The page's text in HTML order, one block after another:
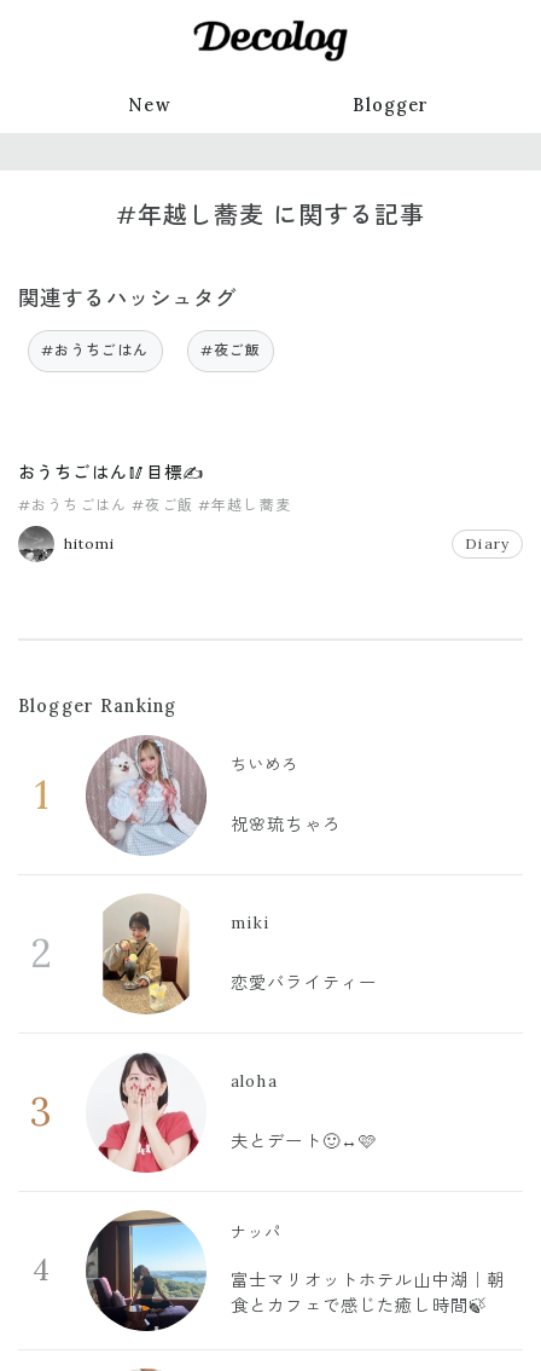
New Blogger
#年越し蕎麦 に関する記事
関連するハッシュタグ
#おうちごはん #夜ご飯
おうちごはん🥢目標✍️
#おうちごはん #夜ご飯 #年越し蕎麦
hitomi Diary
Blogger Ranking
1
ちいめろ
祝🌸琉ちゃろ
2
miki
恋愛バライティー
3
aloha
夫とデート🙂‍↔️🩷
4
ナッパ
富士マリオットホテル山中湖｜朝
食とカフェで感じた癒し時間🍃